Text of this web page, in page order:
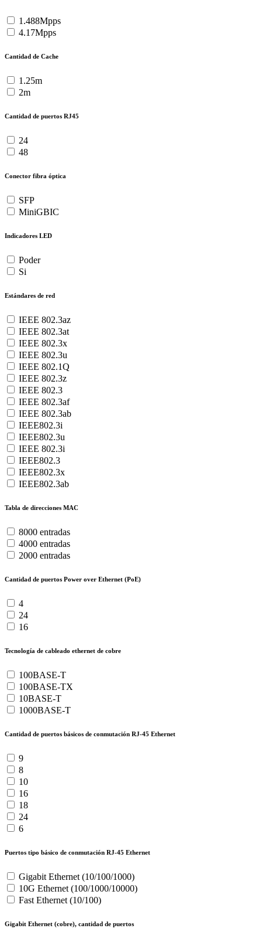
1.488Mpps
4.17Mpps
Cantidad de Cache
1.25m
2m
Cantidad de puertos RJ45
24
48
Conector fibra óptica
SFP
MiniGBIC
Indicadores LED
Poder
Si
Estándares de red
IEEE 802.3az
IEEE 802.3at
IEEE 802.3x
IEEE 802.3u
IEEE 802.1Q
IEEE 802.3z
IEEE 802.3
IEEE 802.3af
IEEE 802.3ab
IEEE802.3i
IEEE802.3u
IEEE 802.3i
IEEE802.3
IEEE802.3x
IEEE802.3ab
Tabla de direcciones MAC
8000 entradas
4000 entradas
2000 entradas
Cantidad de puertos Power over Ethernet (PoE)
4
24
16
Tecnología de cableado ethernet de cobre
100BASE-T
100BASE-TX
10BASE-T
1000BASE-T
Cantidad de puertos básicos de conmutación RJ-45 Ethernet
9
8
10
16
18
24
6
Puertos tipo básico de conmutación RJ-45 Ethernet
Gigabit Ethernet (10/100/1000)
10G Ethernet (100/1000/10000)
Fast Ethernet (10/100)
Gigabit Ethernet (cobre), cantidad de puertos